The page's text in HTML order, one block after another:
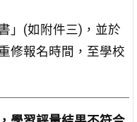
」(如附件三)，並於
修報名時間，至學校